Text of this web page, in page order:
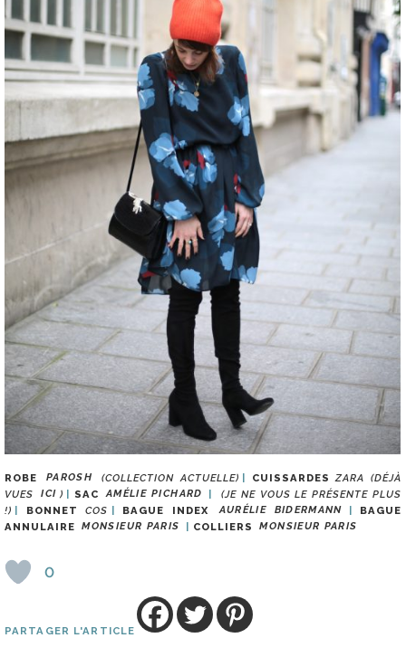
ROBE PAROSH (COLLECTION ACTUELLE) CUISSARDES ZARA (DÉJÀ
VUES
ICI ) SAC AMÉLIE PICHARD
(JE NE VOUS LE PRÉSENTE PLUS
!)
BONNET COS BAGUE INDEX AURÉLIE BIDERMANN
BAGUE
ANNULAIRE
MONSIEUR PARIS COLLIERS MONSIEUR PARIS
0
PARTAGER L'ARTICLE